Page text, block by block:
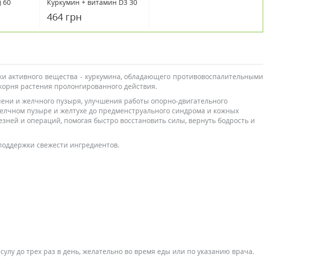
60
капсул
Куркумин + витамин D3 30
464 грн
активного вещества - куркумина, обладающего противовоспалительными
растения пролонгированного действия.
и желчного пузыря, улучшения работы опорно-двигательного
пузыре и желтухе до предменструального синдрома и кожных
и операций, помогая быстро восстановить силы, вернуть бодрость и
свежести ингредиентов.
до трех раз в день, желательно во время еды или по указанию врача.